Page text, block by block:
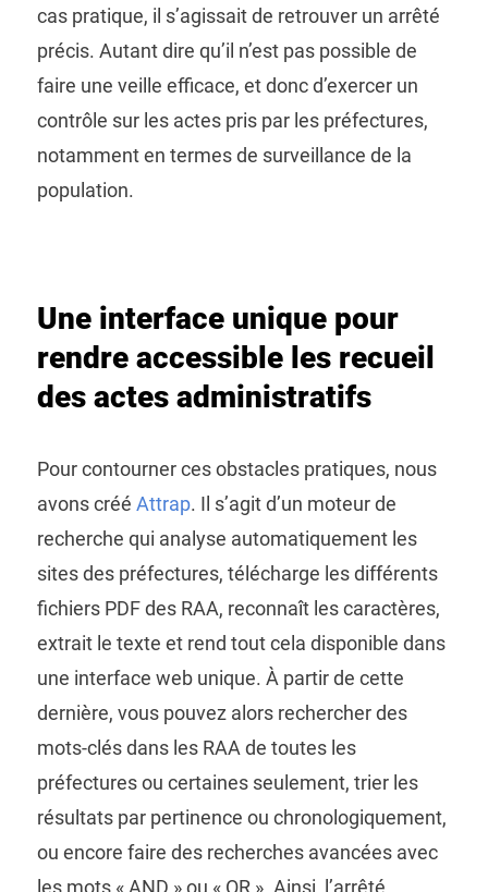
cas pratique, il s’agissait de retrouver un arrêté
précis. Autant dire qu’il n’est pas possible de
faire une veille efficace, et donc d’exercer un
contrôle sur les actes pris par les préfectures,
notamment en termes de surveillance de la
population.
Une interface unique pour
rendre accessible les recueil
des actes administratifs
Pour contourner ces obstacles pratiques, nous
avons créé Attrap. Il s’agit d’un moteur de
recherche qui analyse automatiquement les
sites des préfectures, télécharge les différents
fichiers PDF des RAA, reconnaît les caractères,
extrait le texte et rend tout cela disponible dans
une interface web unique. À partir de cette
dernière, vous pouvez alors rechercher des
mots-clés dans les RAA de toutes les
préfectures ou certaines seulement, trier les
résultats par pertinence ou chronologiquement,
ou encore faire des recherches avancées avec
les mots « AND » ou « OR ». Ainsi, l’arrêté